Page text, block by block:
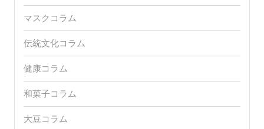
マスクコラム
伝統文化コラム
健康コラム
和菓子コラム
大豆コラム